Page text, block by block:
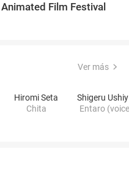
Film Festival
Ver más
Hiromi Seta
Chita
Entaro